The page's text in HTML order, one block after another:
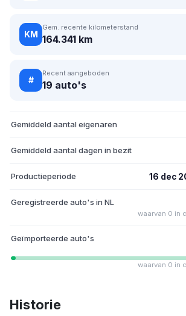
KM
Gem. recente kilometerstand
164.341 km
#
Recent aangeboden
19 auto's
Gemiddeld aantal eigenaren
Gemiddeld aantal dagen in bezit
Productieperiode 16 dec
Geregistreerde auto's in NL
waarvan 0 in
Geïmporteerde auto's
waarvan 0 in
Historie